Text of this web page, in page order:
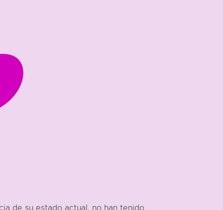
de su estado actual, no han tenido